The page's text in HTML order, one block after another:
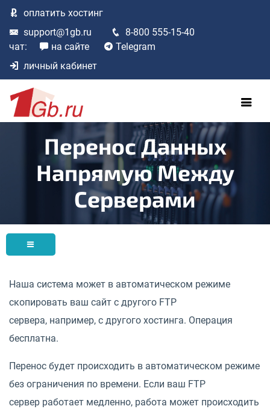
оплатить хостинг
support@1gb.ru
8-800 555-15-40
чат:
на сайте
Telegram
личный кабинет
Перенос Данных
Напрямую Между
Серверами
Наша система может в автоматическом режиме
скопировать ваш сайт с другого FTP
сервера, например, с другого хостинга. Операция
бесплатна.
Перенос будет происходить в автоматическом режиме
без ограничения по времени. Если ваш FTP
сервер работает медленно, работа может происходить